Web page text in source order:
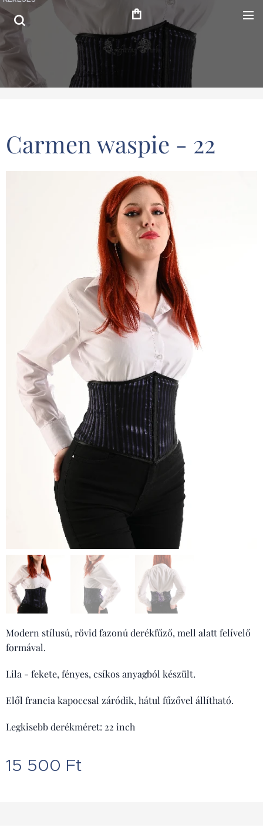
Carmen waspie - 22
Modern stílusú, rövid fazonú derékfűző, mell alatt felívelő
formával.
Lila - fekete, fényes, csíkos anyagból készült.
Elől francia kapoccsal záródik, hátul fűzővel állítható.
Legkisebb derékméret: 22 inch
15 500 Ft